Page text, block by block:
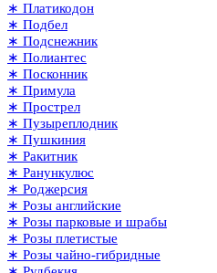
∗ Платикодон
∗ Подбел
∗ Подснежник
∗ Полиантес
∗ Посконник
∗ Примула
∗ Прострел
∗ Пузыреплодник
∗ Пушкиния
∗ Ракитник
∗ Ранункулюс
∗ Роджерсия
∗ Розы английские
∗ Розы парковые и шрабы
∗ Розы плетистые
∗ Розы чайно-гибридные